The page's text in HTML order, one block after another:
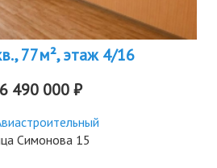
77м², этаж 4/16
490 000 ₽
Симонова 15